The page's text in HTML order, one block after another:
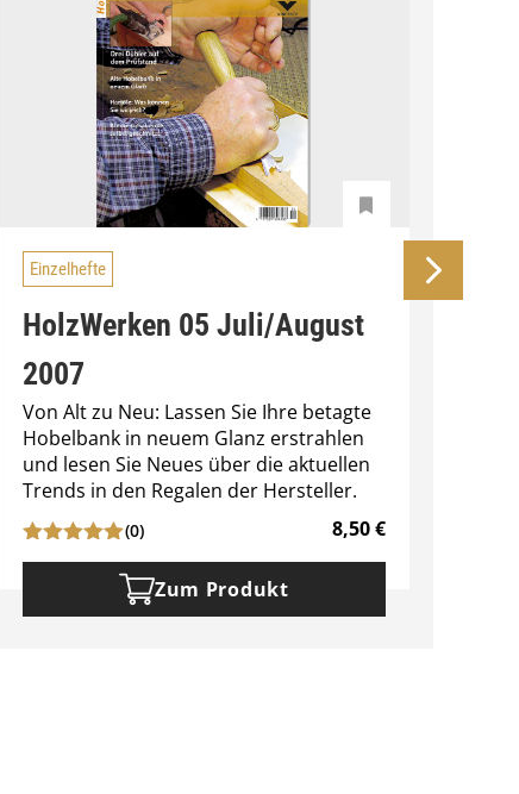
Einzelhefte
HolzWerken 05 Juli/August
2007
Von Alt zu Neu: Lassen Sie Ihre betagte
Hobelbank in neuem Glanz erstrahlen
und lesen Sie Neues über die aktuellen
Trends in den Regalen der Hersteller.
(0) 8,50€
Zum Produkt